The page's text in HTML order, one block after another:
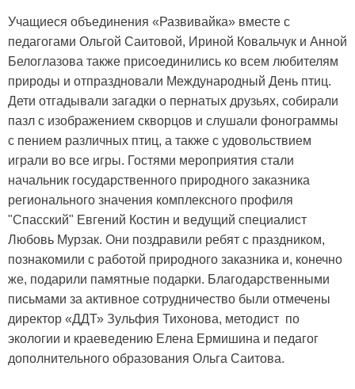
Учащиеся объединения «Развивайка» вместе с
педагогами Ольгой Саитовой, Ириной Ковальчук и Анной
Белоглазова также присоединились ко всем любителям
природы и отпраздновали Международный День птиц.
Дети отгадывали загадки о пернатых друзьях, собирали
пазл с изображением скворцов и слушали фонограммы
с пением различных птиц, а также с удовольствием
играли во все игры. Гостями мероприятия стали
начальник государственного природного заказника
регионального значения комплексного профиля
"Спасский" Евгений Костин и ведущий специалист
Любовь Мурзак. Они поздравили ребят с праздником,
познакомили с работой природного заказника и, конечно
же, подарили памятные подарки. Благодарственными
письмами за активное сотрудничество были отмечены
директор «ДДТ» Зульфия Тихонова, методист по
экологии и краеведению Елена Ермишина и педагог
дополнительного образования Ольга Саитова.